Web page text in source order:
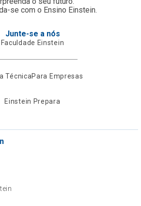
se com o Ensino Einstein.
Junte-se a nós
Faculdade Einstein
TécnicaPara Empresas
Einstein Prepara